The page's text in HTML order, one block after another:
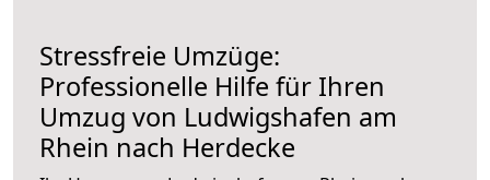
Stressfreie Umzüge:
Professionelle Hilfe für Ihren
Umzug von Ludwigshafen am
Rhein nach Herdecke